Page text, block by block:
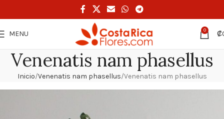
MENU 0 ₡
Venenatis nam phasellus
Inicio Venenatis nam phasellus Venenatis nam phasellus